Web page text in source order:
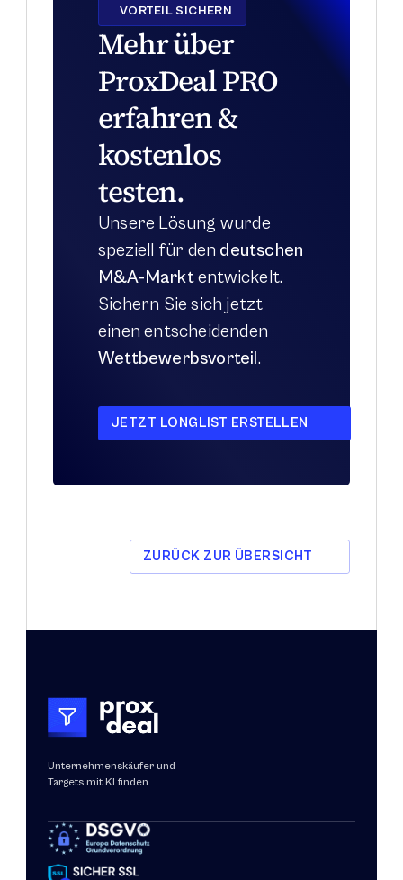
VORTEIL SICHERN
Mehr über
ProxDeal PRO
erfahren &
kostenlos
testen.
Unsere Lösung wurde
speziell für den deutschen
M&A-Markt entwickelt.
Sichern Sie sich jetzt
Wettbewerbsvorteil.
JETZT LONGLIST ERSTELLEN
ZURÜCK ZUR ÜBERSICHT
Unternehmenskäufer und
Targets mit KI finden